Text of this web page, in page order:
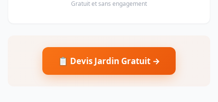
Gratuit et sans engagement
📋 Devis Jardin Gratuit →